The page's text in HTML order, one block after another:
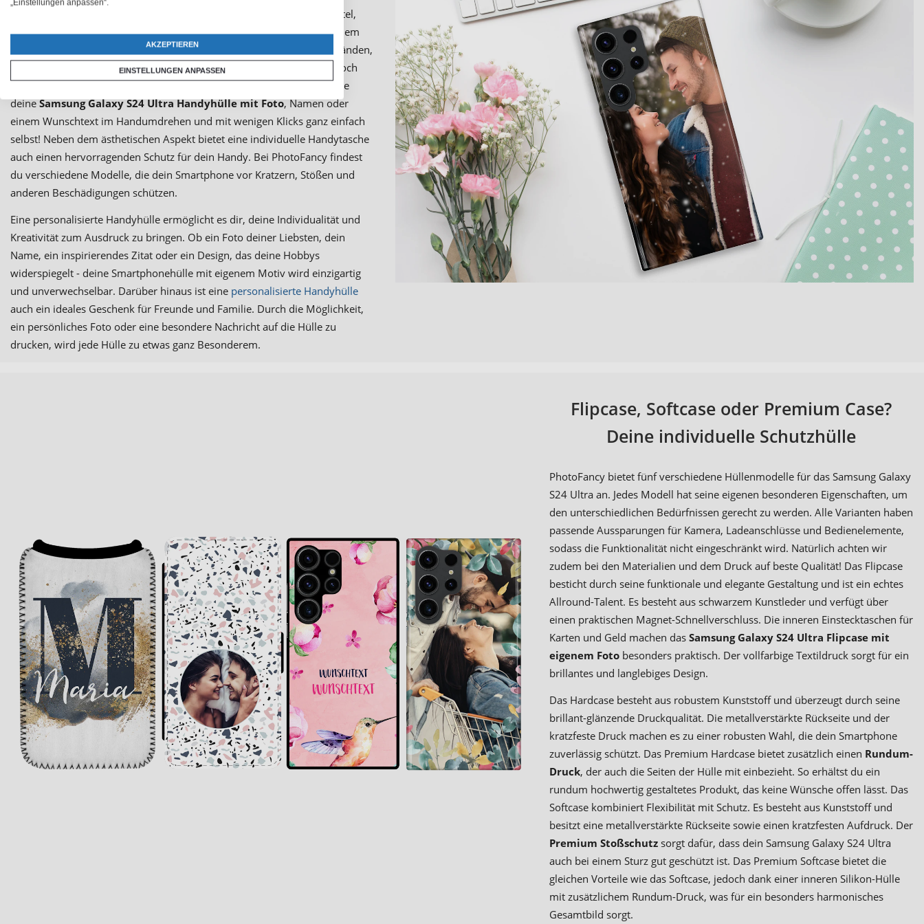
Im digitalen Zeitalter sind Smartphones nicht nur Kommunikationsmittel,
sondern auch Ausdruck unserer Persönlichkeit und unseres Stils. Mit dem
Samsung Galaxy S24 Ultra hast du ein leistungsstarkes Gerät in den Händen,
das du durch eine individuell gestaltete Handyhülle von PhotoFancy noch
weiter aufwerten kannst. Lass deiner Kreativität freien Lauf und gestalte
deineSamsung Galaxy S24 Ultra Handyhülle mit Foto, Namen oder
einem Wunschtext im Handumdrehen und mit wenigen Klicks ganz einfach
selbst! Neben dem ästhetischen Aspekt bietet eine individuelle Handytasche
auch einen hervorragenden Schutz für dein Handy. Bei PhotoFancy findest
du verschiedene Modelle, die dein Smartphone vor Kratzern, Stößen und
anderen Beschädigungen schützen.
Eine personalisierte Handyhülle ermöglicht es dir, deine Individualität und
Kreativität zum Ausdruck zu bringen. Ob ein Foto deiner Liebsten, dein
Name, ein inspirierendes Zitat oder ein Design, das deine Hobbys
widerspiegelt - deine Smartphonehülle mit eigenem Motiv wird einzigartig
und unverwechselbar. Darüber hinaus ist eine personalisierte Handyhülle
auch ein ideales Geschenk für Freunde und Familie. Durch die Möglichkeit,
ein persönliches Foto oder eine besondere Nachricht auf die Hülle zu
drucken, wird jede Hülle zu etwas ganz Besonderem.
Flipcase, Softcase oder Premium Case?
Deine individuelle Schutzhülle
PhotoFancy bietet fünf verschiedene Hüllenmodelle für das Samsung Galaxy
S24 Ultra an. Jedes Modell hat seine eigenen besonderen Eigenschaften, um
den unterschiedlichen Bedürfnissen gerecht zu werden. Alle Varianten haben
passende Aussparungen für Kamera, Ladeanschlüsse und Bedienelemente,
sodass die Funktionalität nicht eingeschränkt wird. Natürlich achten wir
zudem bei den Materialien und dem Druck auf beste Qualität! Das Flipcase
besticht durch seine funktionale und elegante Gestaltung und ist ein echtes
Allround-Talent. Es besteht aus schwarzem Kunstleder und verfügt über
einen praktischen Magnet-Schnellverschluss. Die inneren Einstecktaschen für
Karten und Geld machen das Samsung Galaxy S24 Ultra Flipcase mit
eigenem Foto besonders praktisch. Der vollfarbige Textildruck sorgt für ein
brillantes und langlebiges Design.
Das Hardcase besteht aus robustem Kunststoff und überzeugt durch seine
brillant-glänzende Druckqualität. Die metallverstärkte Rückseite und der
kratzfeste Druck machen es zu einer robusten Wahl, die dein Smartphone
zuverlässig schützt. Das Premium Hardcase bietet zusätzlich einen Rundum-
Druck, der auch die Seiten der Hülle mit einbezieht. So erhältst du ein
rundum hochwertig gestaltetes Produkt, das keine Wünsche offen lässt. Das
Softcase kombiniert Flexibilität mit Schutz. Es besteht aus Kunststoff und
besitzt eine metallverstärkte Rückseite sowie einen kratzfesten Aufdruck. Der
Premium Stoßschutzsorgt dafür, dass dein Samsung Galaxy S24 Ultra
auch bei einem Sturz gut geschützt ist. Das Premium Softcase bietet die
gleichen Vorteile wie das Softcase, jedoch dank einer inneren Silikon-Hülle
mit zusätzlichem Rundum-Druck, was für ein besonders harmonisches
Gesamtbild sorgt.
„Einstellungen anpassen“.
AKZEPTIEREN
EINSTELLUNGEN ANPASSEN